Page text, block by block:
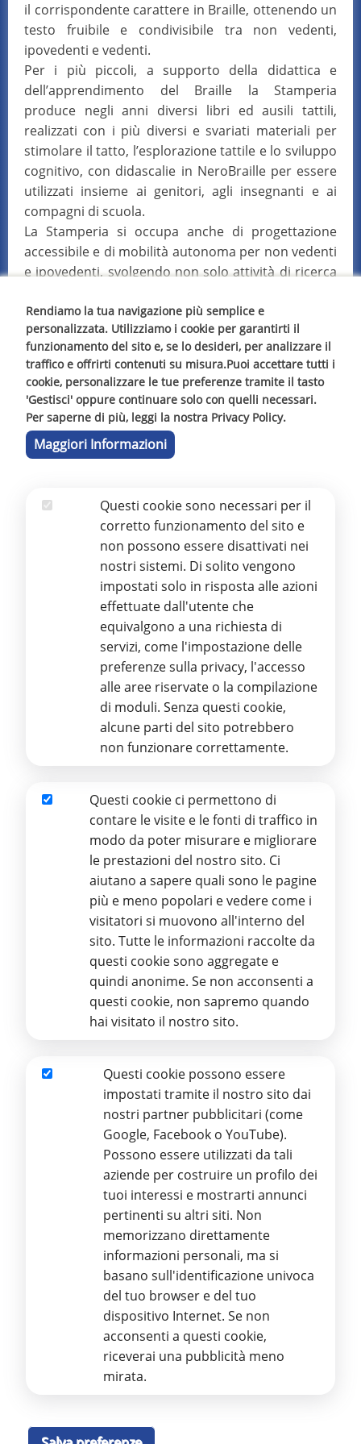
Rendiamo la tua navigazione più semplice e
personalizzata. Utilizziamo i cookie per garantirti il
funzionamento del sito e, se lo desideri, per analizzare il
traffico e offrirti contenuti su misura.Puoi accettare tutti i
cookie, personalizzare le tue preferenze tramite il tasto
'Gestisci' oppure continuare solo con quelli necessari.
Per saperne di più, leggi la nostra Privacy Policy.
Maggiori Informazioni
Questi cookie sono necessari per il
corretto funzionamento del sito e
non possono essere disattivati nei
nostri sistemi. Di solito vengono
impostati solo in risposta alle azioni
effettuate dall'utente che
equivalgono a una richiesta di
servizi, come l'impostazione delle
preferenze sulla privacy, l'accesso
alle aree riservate o la compilazione
di moduli. Senza questi cookie,
alcune parti del sito potrebbero
non funzionare correttamente.
Questi cookie ci permettono di
contare le visite e le fonti di traffico in
modo da poter misurare e migliorare
le prestazioni del nostro sito. Ci
aiutano a sapere quali sono le pagine
più e meno popolari e vedere come i
visitatori si muovono all'interno del
sito. Tutte le informazioni raccolte da
questi cookie sono aggregate e
quindi anonime. Se non acconsenti a
questi cookie, non sapremo quando
hai visitato il nostro sito.
Questi cookie possono essere
impostati tramite il nostro sito dai
nostri partner pubblicitari (come
Google, Facebook o YouTube).
Possono essere utilizzati da tali
aziende per costruire un profilo dei
tuoi interessi e mostrarti annunci
pertinenti su altri siti. Non
memorizzano direttamente
informazioni personali, ma si
basano sull'identificazione univoca
del tuo browser e del tuo
dispositivo Internet. Se non
acconsenti a questi cookie,
riceverai una pubblicità meno
mirata.
il corrispondente carattere in Braille, ottenendo un
testo fruibile e condivisibile tra non vedenti,
ipovedenti e vedenti.
Per i più piccoli, a supporto della didattica e
dell’apprendimento del Braille la Stamperia
produce negli anni diversi libri ed ausili tattili,
realizzati con i più diversi e svariati materiali per
stimolare il tatto, l’esplorazione tattile e lo sviluppo
cognitivo, con didascalie in NeroBraille per essere
utilizzati insieme ai genitori, agli insegnanti e ai
compagni di scuola.
La Stamperia si occupa anche di progettazione
accessibile e di mobilità autonoma per non vedenti
e ipovedenti, svolgendo non solo attività di ricerca
prodotti, consulenza e microprogettazione per
l’abbattimento delle barriere architettoniche e
sensoriali, l’integrazione socio-culturale e la
mobilità autonoma. Tale attività è rivolta a tutti
quei soggetti che a vario titolo promuovono buone
prassi ed iniziative in favore dell’accessibilità quali
ad esempio:
Enti pubblici, università ed istituti di istruzione
riserve naturali
Società di gestione di infrastrutture di trasporto
quali aeroporti, ferrovie, metropolitane, ecc
Imprese di costruzioni, professionisti e tecnici
Dal 2008 infine, svolge attività di divulgazione ed
integrazione culturale attraverso il Polo Tattile
Multimediale (Via Etnea, 602 – Catania), struttura
polifunzionale aperta al pubblico e alle scuole in
I servizi e le attività erogate dall’Ente sono possibili
grazie agli stanziamenti annuali disposti dalla
Regione Siciliana, in forza della legge regionale n.
e rafforzato il valore sociale e civile della Stamperia,
quale ente strumentale qualificato e centro di
produzione specializzato non solo nel campo
editoriale, ma anche nel campo tiflodidattico e
tifloinformatico.
Art. 6.1.La stamperia regionale Braille,
oltre a volumi in caratteri Braille, può
produrre materiale tiflotecnico,
tiflodidattico e libri con caratteri
ingranditi per ipovedenti e ogni altro
scolastico e l'integrazione sociale dei
minorati della vista.
Stamperia Regionale Braille ETS
Via Aurelio Nicolodi, 4 – 95125 CATANIA
Ente del Terzo Settore
Iscritto al RUNTS con D.D.G. n. 2359 del 23/11/2022 e Repertorio
Partita IVA 03986590879 - Codice Fiscale 93116920872
Iscrizione REA: CT-299111
info@stamperiabrailleuic.it
amministrazione@pec.stamperiabrailleuic.it
GDPR – Regolamento Protezione Dati Personali
Leggi Informativa